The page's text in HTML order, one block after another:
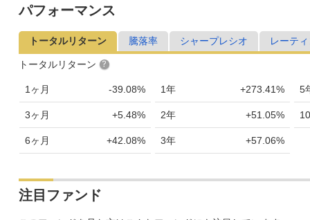
パフォーマンス
トータルリターン 騰落率 シャープレシオ レーテ
トータルリターン
1ヶ月 -39.08%
3ヶ月 +5.48%
6ヶ月 +42.08%
1年 +273.41%
2年 +51.05%
3年 +57.06%
5
注目ファンド